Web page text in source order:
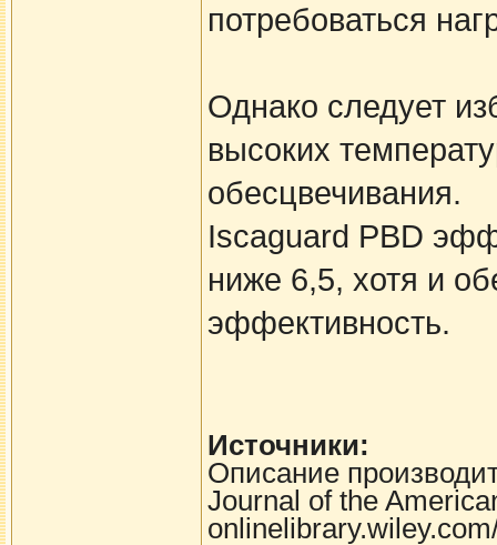
потребоваться
Однако следует
высоких
обесцвечивания.
Iscaguard PBD
ниже 6,5, хотя и
эффективность.
Источники:
Описание
Journal of the